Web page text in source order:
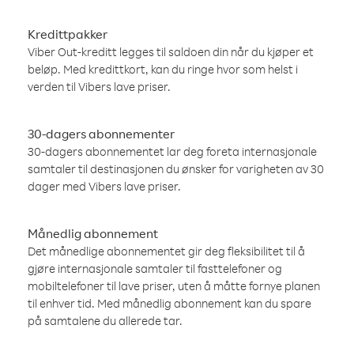
Kredittpakker
Viber Out-kreditt legges til saldoen din når du kjøper et
beløp. Med kredittkort, kan du ringe hvor som helst i
verden til Vibers lave priser.
30-dagers abonnementer
30-dagers abonnementet lar deg foreta internasjonale
samtaler til destinasjonen du ønsker for varigheten av 30
dager med Vibers lave priser.
Månedlig abonnement
Det månedlige abonnementet gir deg fleksibilitet til å
gjøre internasjonale samtaler til fasttelefoner og
mobiltelefoner til lave priser, uten å måtte fornye planen
til enhver tid. Med månedlig abonnement kan du spare
på samtalene du allerede tar.